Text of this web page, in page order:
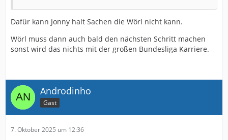
Dafür kann Jonny halt Sachen die Wörl nicht kann.
Wörl muss dann auch bald den nächsten Schritt machen
sonst wird das nichts mit der großen Bundesliga Karriere.
Androdinho
Gast
7. Oktober 2025 um 12:36